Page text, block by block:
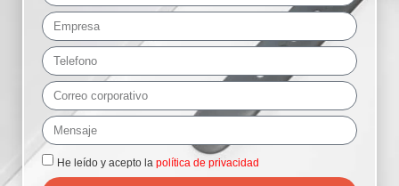
He leído y acepto la política de privacidad